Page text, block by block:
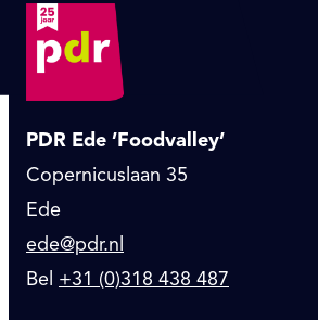
PDR Ede ’Foodvalley’
Copernicuslaan 35
Ede
ede@pdr.nl
Bel +31 (0)318 438 487